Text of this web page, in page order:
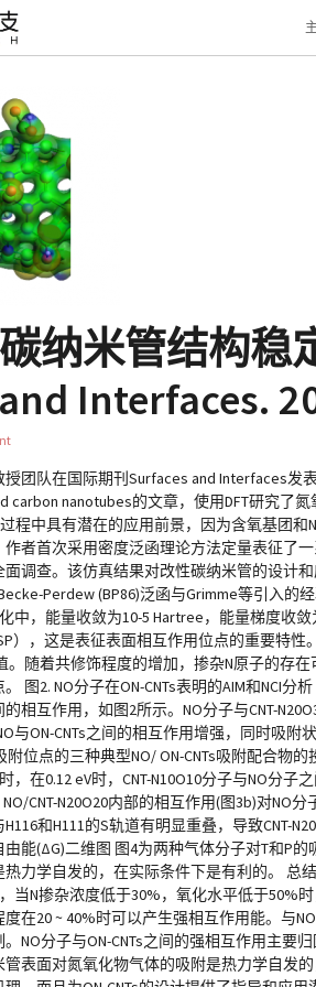
纳米管结构稳
Interfaces.
团队在国际期刊Surfaces and Interfaces发
carbon nanotubes的文章，使用DFT研究了
过程中具有潜在的应用前景，因为含氧基团
者首次采用密度泛函理论方法定量表征了一
调查。该仿真结果对改性碳纳米管的设计
Perdew (BP86)泛函与Grimme等引入
中，能量收敛为10-5 Hartree，能量梯度收
），这是表征表面相互作用位点的重要特性
。随着共修饰程度的增加，掺杂N原子的存
图2. NO分子在ON-CNTs表明的AIM和NCI分
相互作用，如图2所示。NO分子与CNT-
与ON-CNTs之间的相互作用增强，同时吸
附位点的三种典型NO/ ON-CNTs吸附配合物
，在0.12 eV时，CNT-N10O10分子与NO分
CNT-N20O20内部的相互作用(图3b)对NO
和H111的S轨道有明显重叠，导致CNT-
能(ΔG)二维图 图4为两种气体分子对T和P
力学自发的，在实际条件下是有利的。 总
当N掺杂浓度低于30%，氧化水平低于50%
在20 ~ 40%时可以产生强相互作用能。与
NO分子与ON-CNTs之间的强相互作用主
表面对氮氧化物气体的吸附是热力学自发